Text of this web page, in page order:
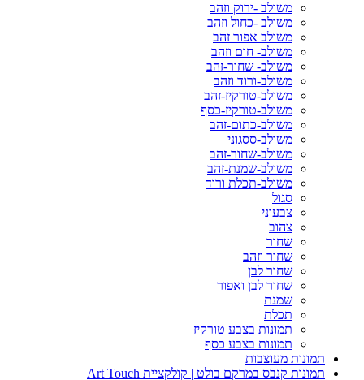
משולב -ירוק וזהב
משולב -כחול וזהב
משולב אפור זהב
משולב- חום וזהב
משולב- שחור-זהב
משולב-ורוד וזהב
משולב-טורקיז-זהב
משולב-טורקיז-כסף
משולב-כתום-זהב
משולב-ססגוני
משולב-שחור-זהב
משולב-שמנת-זהב
משולב-תכלת ורוד
סגול
צבעוני
צהוב
שחור
שחור וזהב
שחור לבן
שחור לבן ואפור
שמנת
תכלת
תמונות בצבע טורקיז
תמונות בצבע כסף
תמונות מעוצבות
תמונות קנבס במרקם בולט | קולקציית Art Touch